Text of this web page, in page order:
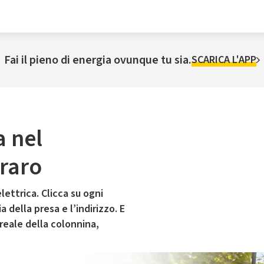
Fai il pieno di energia ovunque tu sia.SCARICA L'APP
nel
Clicca su ogni
presa e l’indirizzo. E
della colonnina,